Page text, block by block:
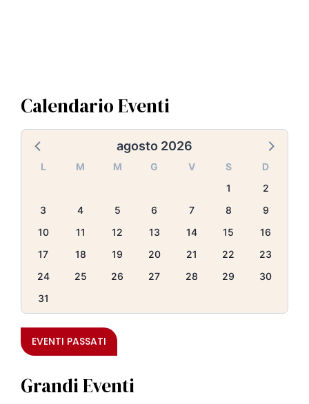
Calendario Eventi
agosto 2026
L M M G V S
D
1
2
3
4 5 6 7 8
9
10
11 12 13 14 15
16
17
18 19 20 21 22
23
24
25 26 27 28 29
30
31
EVENTI PASSATI
Grandi Eventi